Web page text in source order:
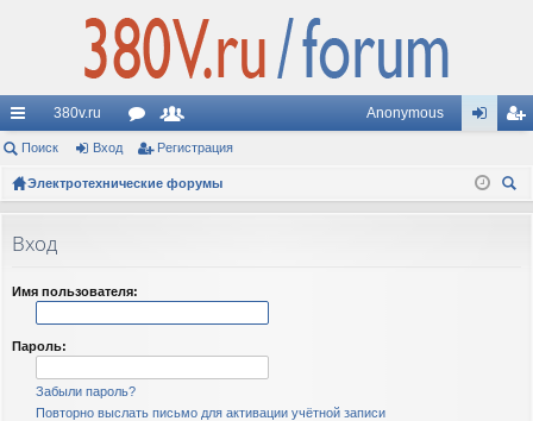
с
ы
и
380v.ru
ор
ум
ол
ьз
и
Anonymous
д ис
Поиск Вход Регистрация
Электротехнические форумы
Вход
Имя пользователя:
Пароль:
Забыли пароль?
Повторно выслать письмо для активации учётной записи